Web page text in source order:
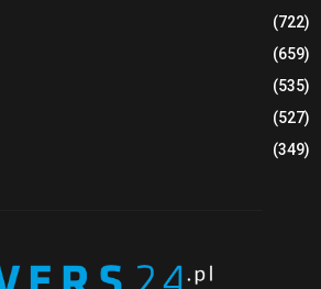
(722)
(659)
(535)
(527)
(349)